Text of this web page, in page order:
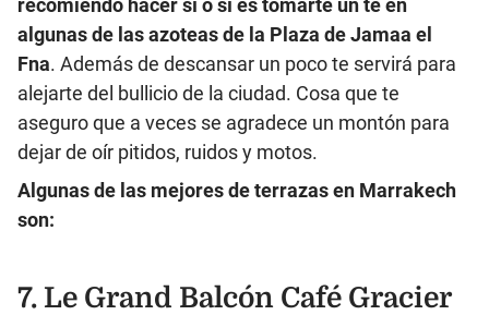
recomiendo hacer sí o sí es tomarte un té en
algunas de las azoteas de la Plaza de Jamaa el
Fna. Además de descansar un poco te servirá para
alejarte del bullicio de la ciudad. Cosa que te
aseguro que a veces se agradece un montón para
dejar de oír pitidos, ruidos y motos.
Algunas de las mejores de terrazas en Marrakech
son:
7. Le Grand Balcón Café Gracier